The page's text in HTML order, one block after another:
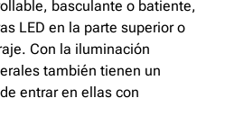
basculante o batiente,
LED en la parte superior o
Con la iluminación
también tienen un
entrar en ellas con